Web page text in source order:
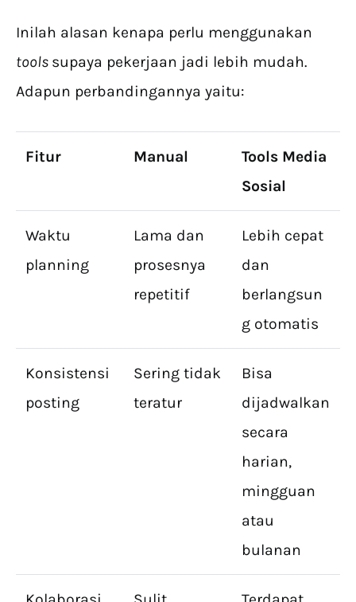
Inilah alasan kenapa perlu menggunakan
tools supaya pekerjaan jadi lebih mudah.
Adapun perbandingannya yaitu:
Fitur Manual
Tools Media
Sosial
Waktu
planning
Lama dan
prosesnya
repetitif
Lebih cepat
dan
berlangsun
g otomatis
Konsistensi
posting
Sering tidak
teratur
Bisa
dijadwalkan
secara
harian,
mingguan
atau
bulanan